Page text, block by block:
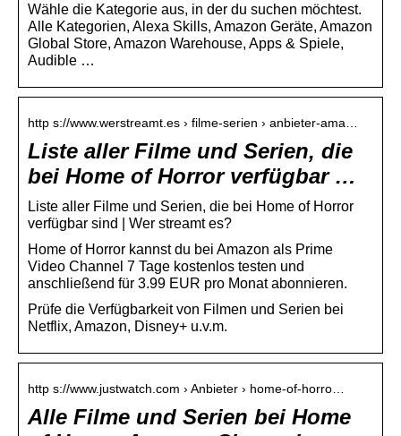
Wähle die Kategorie aus, in der du suchen möchtest.
Alle Kategorien, Alexa Skills, Amazon Geräte, Amazon
Global Store, Amazon Warehouse, Apps & Spiele,
Audible …
http s://www.werstreamt.es › filme-serien › anbieter-ama…
Liste aller Filme und Serien, die
bei Home of Horror verfügbar …
Liste aller Filme und Serien, die bei Home of Horror
verfügbar sind | Wer streamt es?
Home of Horror kannst du bei Amazon als Prime
Video Channel 7 Tage kostenlos testen und
anschließend für 3.99 EUR pro Monat abonnieren.
Prüfe die Verfügbarkeit von Filmen und Serien bei
Netflix, Amazon, Disney+ u.v.m.
http s://www.justwatch.com › Anbieter › home-of-horro…
Alle Filme und Serien bei Home